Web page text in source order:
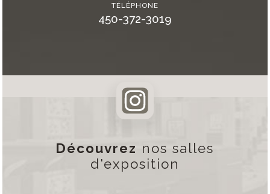
TÉLÉPHONE
450-372-3019
Découvrez nos salles
d'exposition